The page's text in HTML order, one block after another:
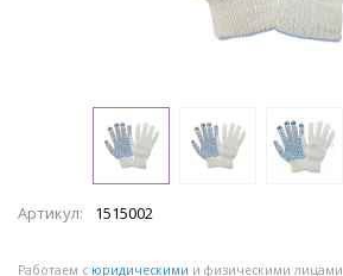
Артикул: 1515002
Работаем с юридическими и физическими лицами